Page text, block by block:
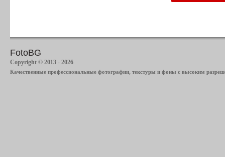
FotoBG
Copyright © 2013 - 2026
Качественные профессиональные фотографии, текстуры и фоны с высоким